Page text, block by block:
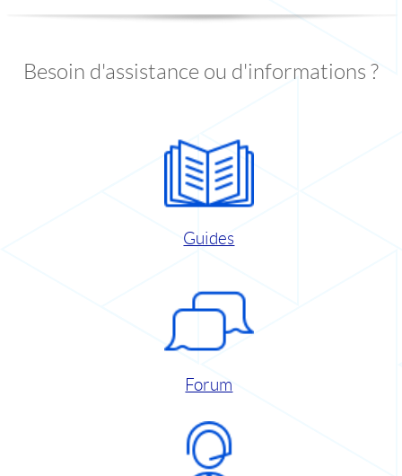
Besoin d'assistance ou d'informations ?
Guides
Forum